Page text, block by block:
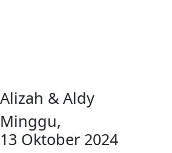
Alizah & Aldy
Minggu,
13 Oktober 2024